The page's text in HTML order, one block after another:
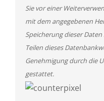
Sie vor einer
mit dem angegebenen
Speicherung dieser
Teilen dieses
Genehmigung durch die
gestattet.